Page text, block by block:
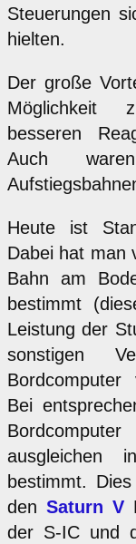
Steuerungen
hielten.
Der große
Möglichkeit
besseren
Auch
Heute ist
Dabei hat man
Bahn am
bestimmt
Leistung der
sonstigen
Bordcomputer
Bei
ausgleichen
bestimmt.
denSaturn V
der S-IC und